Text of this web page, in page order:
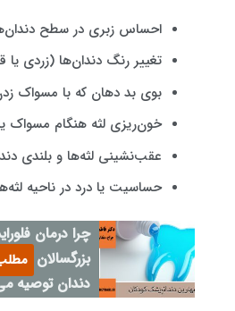
احساس زبری در سطح
تغییر رنگ دندان‌ها (زردی
بوی بد دهان که با مسواک
خون‌ریزی لثه هنگام مسواک
عقب‌نشینی لثه‌ها و بلندی
حساسیت یا درد در ناحیه
چرا درمان
بزرگسالان پس
دندان توصیه